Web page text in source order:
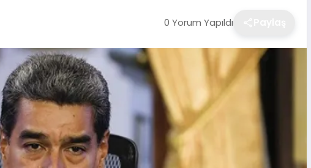
0 Yorum Yapıldı